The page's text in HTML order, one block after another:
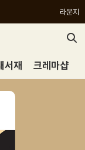
라운지
서재 크레마샵